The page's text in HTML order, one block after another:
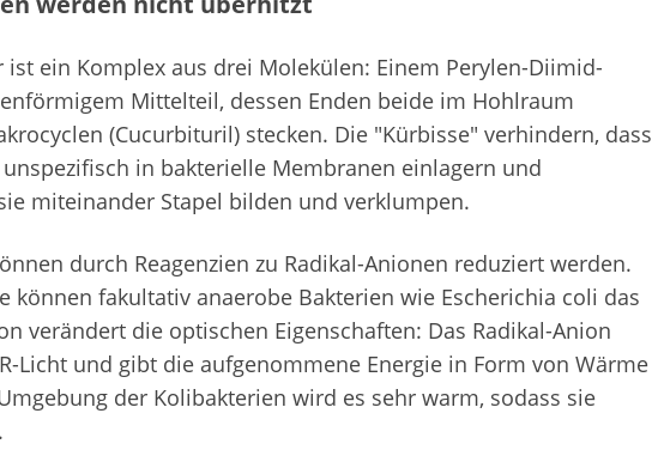
ist ein Komplex aus drei Molekülen: Einem Perylen-Diimid-
Mittelteil, dessen Enden beide im Hohlraum
(Cucurbituril) stecken. Die "Kürbisse" verhindern, dass
in bakterielle Membranen einlagern und
miteinander Stapel bilden und verklumpen.
durch Reagenzien zu Radikal-Anionen reduziert werden.
können fakultativ anaerobe Bakterien wie Escherichia coli das
verändert die optischen Eigenschaften: Das Radikal-Anion
Licht und gibt die aufgenommene Energie in Form von Wärme
der Kolibakterien wird es sehr warm, sodass sie